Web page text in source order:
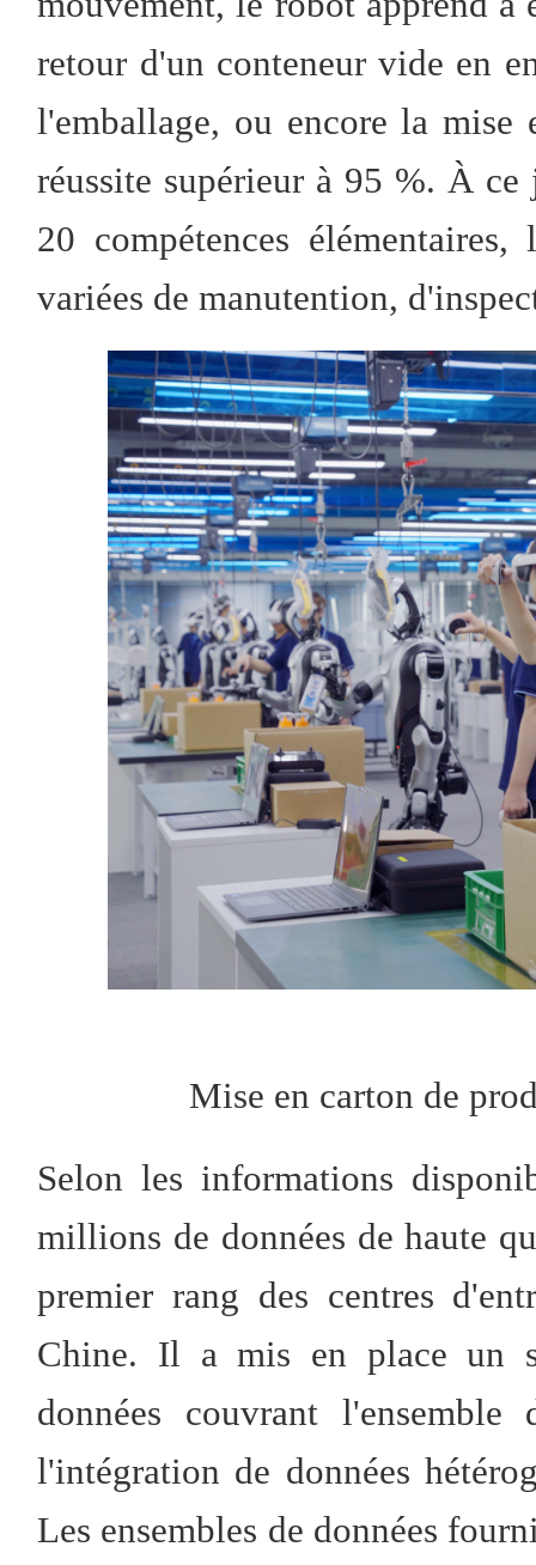
retour d'un conteneur vide en
l'emballage, ou encore la
réussite supérieur à 95 %. À
20 compétences
variées de manutention,
Mise en carton de
Selon les informations
millions de données de haute
premier rang des centres
Chine. Il a mis en place un
données couvrant
l'intégration de données
Les ensembles de données